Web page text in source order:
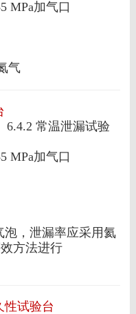
MPa加气口
气
6.4.2 常温泄漏试验
MPa加气口
，泄漏率应采用氦
方法进行
性试验台